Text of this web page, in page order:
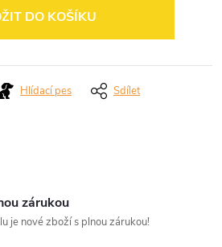
DO KOŠÍKU
Hlídací pes Sdílet
zárukou
je nové zboží s plnou zárukou!